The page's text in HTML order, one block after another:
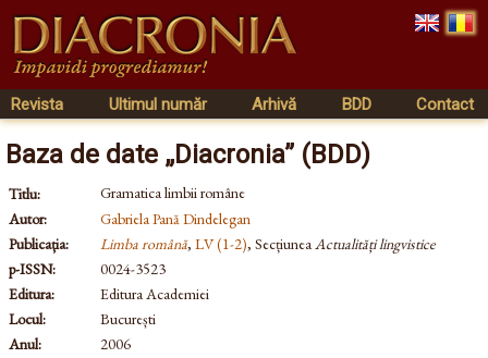
Revista Ultimul număr Arhivă BDD Contact
Baza de date „Diacronia” (BDD)
Titlu:
Gramatica limbii române
Autor:
Gabriela Pană Dindelegan
Publicația:
Limba română, LV (1-2), SecțiuneaActualități lingvistice
p-ISSN:
0024-3523
Editura:
Editura Academiei
Locul:
București
Anul:
2006